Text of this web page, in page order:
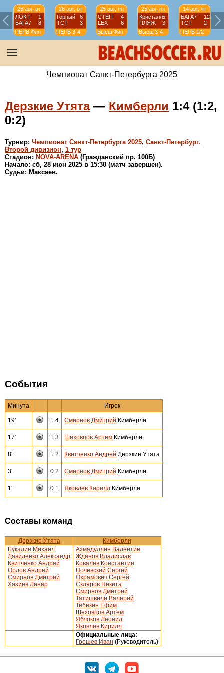
26 авг, вт
ЛОК-Г
1
БАГА7
8
ПЕРВ Фин
26 авг, вт
Горный
6
ТСТ
3
ПЕРВ 3-4
25 авг, пн
СТЕП
4
LEX
6
Высш Фин
25 авг, пн
Кристалл5
ПЛЯЖ
3
Высш 3-4
14 авг, чт
БАГА7
12
ТСТ
2
ПЕРВ 1/2
Чемпионат Санкт-Петербурга 2025
Дерзкие Утята— Кимберли 1:4 (1:2,
0:2)
Турнир: Чемпионат Санкт-Петербурга 2025, Санкт-Петербург.
Второй дивизион, 1 тур
Стадион: NOVA-ARENA (Гражданский пр. 100Б)
Начало: сб, 28 июн 2025 в 15:30 (матч завершен).
Судьи: Максаев.
События
Минута Игрок
19' 1:4 Смирнов Дмитрий Кимберли
17' 1:3 Шеховцов Артем Кимберли
8' 1:2 Квитченко Андрей Дерзкие Утята
3' 0:2 Смирнов Дмитрий Кимберли
1' 0:1 Яковлев Кирилл Кимберли
Составы команд
Дерзкие Утята
Кимберли
Букалин Михаил
Давиденко Александр
Квитченко Андрей
Орлов Андрей
Смирнов Дмитрий
Хазиев Линар
Ахмадуллин Валентин
Жданов Владислав
Ковалев Константин
Ночевский Сергей
Охрамович Сергей
Скляров Никита
Смирнов Дмитрий
Татишвили Валерий
Тебекин Ефим
Шеховцов Артем
Яблоков Леонид
Яковлев Кирилл
Официальные лица:
Грошев Иван (Руководитель)